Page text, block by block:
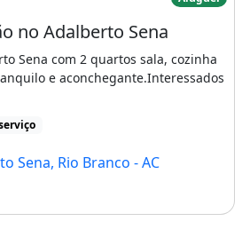
no Adalberto Sena
Sena com 2 quartos sala, cozinha
e aconchegante.Interessados
Sena, Rio Branco - AC